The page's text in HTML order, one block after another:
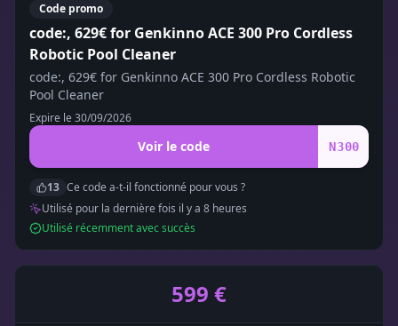
Code promo
code:, 629€ for Genkinno ACE 300 Pro Cordless
Robotic Pool Cleaner
code:, 629€ for Genkinno ACE 300 Pro Cordless Robotic
Pool Cleaner
Expire le 30/09/2026
Voir le code N300
13 Ce code a-t-il fonctionné pour vous ?
Utilisé pour la dernière fois il y a 8 heures
Utilisé récemment avec succès
599 €